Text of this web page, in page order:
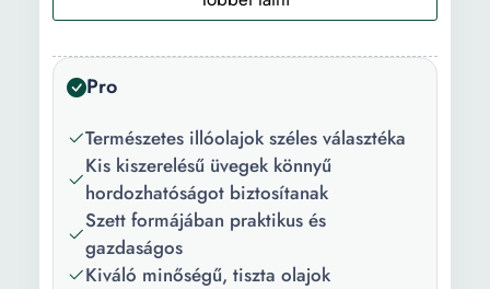
Tulajdonságok: Természetes
Aroma:
Levendula Menta Citrom
Levegő ZenGest
Csomagolás:
Doboz Cseppentő
Mennyiség:
5 ml
Pro
Természetes illóolajok széles választéka
Kis kiszerelésű üvegek könnyű
hordozhatóságot biztosítanak
Szett formájában praktikus és
gazdaságos
Kiváló minőségű, tiszta olajok